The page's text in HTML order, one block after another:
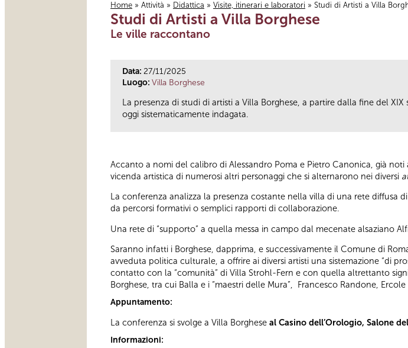
Tu sei qui
Home » Attività » Didattica » Visite, itinerari e laboratori » Studi di Artisti a Villa
Studi di Artisti a Villa Borghese
Le ville raccontano
Data: 27/11/2025
Luogo: Villa Borghese
La presenza di studi di artisti a Villa Borghese, a partire dalla fine del
oggi sistematicamente indagata.
Accanto a nomi del calibro di Alessandro Poma e Pietro Canonica, già
vicenda artistica di numerosi altri personaggi che si alternarono nei diversi
La conferenza analizza la presenza costante nella villa di una rete diffusa di
da percorsi formativi o semplici rapporti di collaborazione.
Una rete di “supporto” a quella messa in campo dal mecenate alsaziano
Saranno infatti i Borghese, dapprima, e successivamente il Comune di
avveduta politica culturale, a offrire ai diversi artisti una sistemazione “di
contatto con la “comunità” di Villa Strohl-Fern e con quella altrettanto
Borghese, tra cui Balla e i “maestri delle Mura”, Francesco Randone,
Appuntamento:
La conferenza si svolge a Villa Borghese al Casino dell’Orologio, Salone
Informazioni: